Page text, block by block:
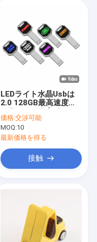
LEDライト水晶Usbは
2.0 128GB最高速度の
15MB/Sを運転する
価格:交渉可能
MOQ:10
最新価格を得る
接触